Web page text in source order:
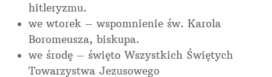
hitleryzmu.
we wtorek – wspomnienie św. Karola
Boromeusza, biskupa.
we środę – święto Wszystkich Świętych
Towarzystwa Jezusowego